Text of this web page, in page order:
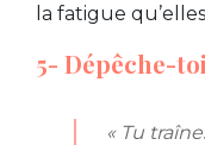
la fatigue
5- Dépêche-toi
« Tu